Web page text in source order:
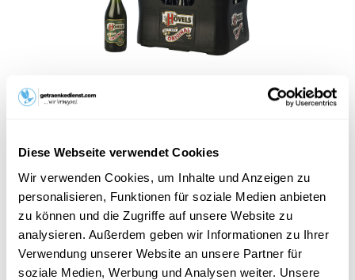
Diese Webseite verwendet Cookies
Wir verwenden Cookies, um Inhalte und Anzeigen zu
personalisieren, Funktionen für soziale Medien anbieten
zu können und die Zugriffe auf unsere Website zu
analysieren. Außerdem geben wir Informationen zu Ihrer
Verwendung unserer Website an unsere Partner für
soziale Medien, Werbung und Analysen weiter. Unsere
15,99 € *
Vorrätig
MEHRWEG
+3,30 € Pfand
In denWarenkorb
Hinzugefügt